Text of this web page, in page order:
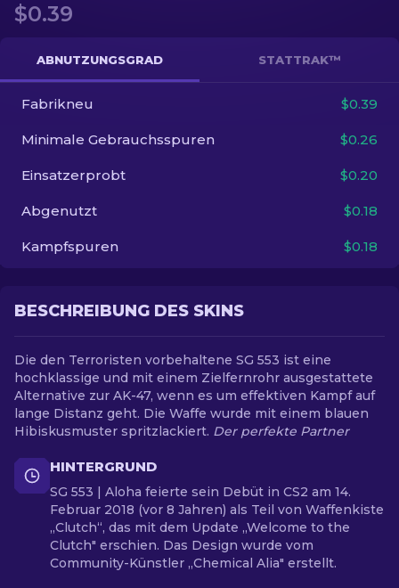
Handschuh
Kisten
Andere
$0.39
ABNUTZUNGSGRAD STATTRAK™
Fabrikneu $0.39
Minimale Gebrauchsspuren $0.26
Einsatzerprobt $0.20
Abgenutzt $0.18
Kampfspuren $0.18
BESCHREIBUNG DES SKINS
Die den Terroristen vorbehaltene SG 553 ist eine
hochklassige und mit einem Zielfernrohr ausgestattete
Alternative zur AK-47, wenn es um effektiven Kampf auf
lange Distanz geht. Die Waffe wurde mit einem blauen
Hibiskusmuster spritzlackiert. Der perfekte Partner
HINTERGRUND
SG 553 | Aloha feierte sein Debüt in CS2 am 14.
Februar 2018 (vor 8 Jahren) als Teil von Waffenkiste
„Clutch“, das mit dem Update „Welcome to the
Clutch" erschien. Das Design wurde vom
Community-Künstler „Chemical Alia" erstellt.